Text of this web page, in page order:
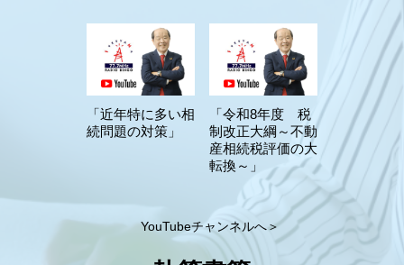
「近年特に多い相
続問題の対策」
「令和8年度 税
制改正大綱～不動
産相続税評価の大
転換～」
YouTubeチャンネルへ＞